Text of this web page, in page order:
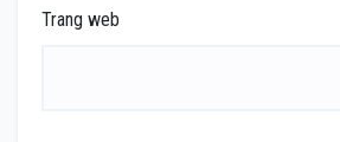
Trang web